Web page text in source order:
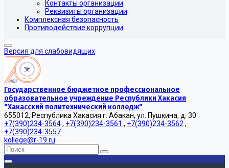
Контакты организации
Реквизиты организации
Комплексная безопасность
Противодействие коррупции
Версия для слабовидящих
Государственное бюджетное профессиональное
образовательное учреждение Республики Хакасия
"Хакасский политехнический колледж"
655012, Республика Хакасия г. Абакан, ул. Пушкина, д. 30
+7(390)234-3564, +7(390)234-3561 , +7(390)234-3562 ,
+7(390)234-3557
kollege@r-19.ru